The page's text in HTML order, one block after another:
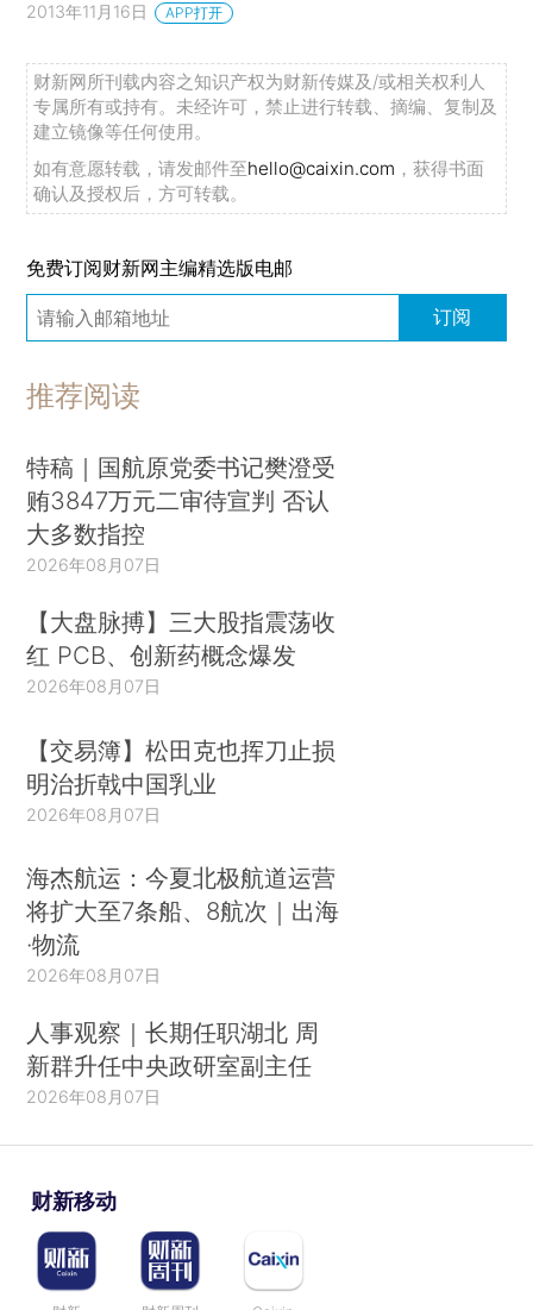
2013年11月16日 APP打开
财新网所刊载内容之知识产权为财新传媒及/或相关权利人
专属所有或持有。未经许可，禁止进行转载、摘编、复制及
建立镜像等任何使用。
如有意愿转载，请发邮件至hello@caixin.com ，获得书面
确认及授权后，方可转载。
免费订阅财新网主编精选版电邮
订阅
推荐阅读
特稿｜国航原党委书记樊澄受
贿3847万元二审待宣判 否认
大多数指控
2026年08月07日
【大盘脉搏】三大股指震荡收
红 PCB、创新药概念爆发
2026年08月07日
【交易簿】松田克也挥刀止损
明治折戟中国乳业
2026年08月07日
海杰航运：今夏北极航道运营
将扩大至7条船、8航次｜出海
·物流
2026年08月07日
人事观察｜长期任职湖北 周
新群升任中央政研室副主任
2026年08月07日
财新移动